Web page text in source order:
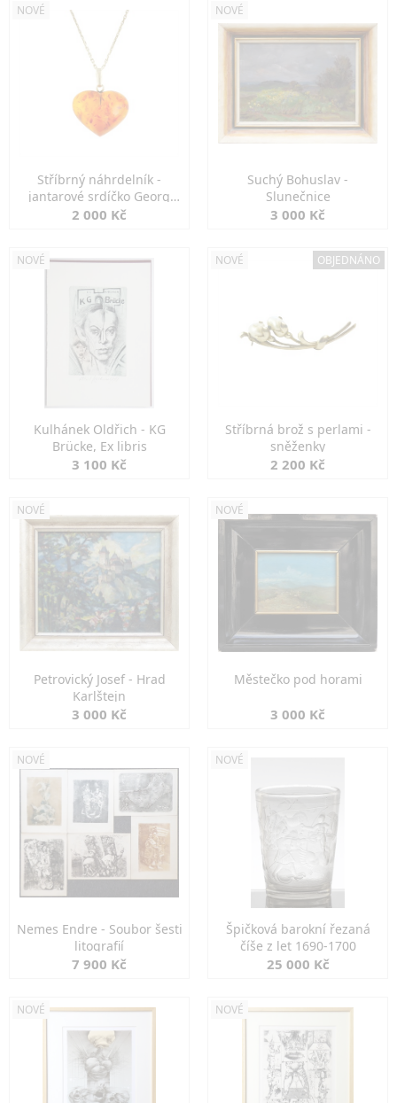
NOVÉ
Stříbrný náhrdelník -
jantarové srdíčko Georg
Kramer
2 000 Kč
NOVÉ
Suchý Bohuslav -
Slunečnice
3 000 Kč
NOVÉ
Kulhánek Oldřich - KG
Brücke, Ex libris
3 100 Kč
NOVÉ OBJEDNÁNO
Stříbrná brož s perlami -
sněženky
2 200 Kč
NOVÉ
Petrovický Josef - Hrad
Karlštejn
3 000 Kč
NOVÉ
Městečko pod horami
3 000 Kč
NOVÉ
Nemes Endre - Soubor šesti
litografií
7 900 Kč
NOVÉ
Špičková barokní řezaná
číše z let 1690-1700
25 000 Kč
NOVÉ NOVÉ